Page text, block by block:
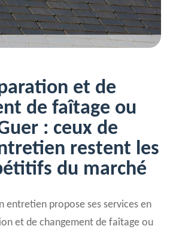
et de
de faîtage ou
: ceux de
restent les
du marché
entretien propose ses services en
et de changement de faîtage ou